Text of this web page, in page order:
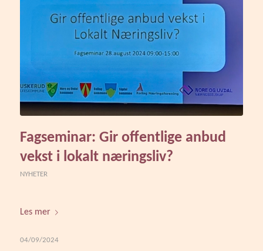
Fagseminar: Gir offentlige anbud
vekst i lokalt næringsliv?
NYHETER
Les mer
04/09/2024